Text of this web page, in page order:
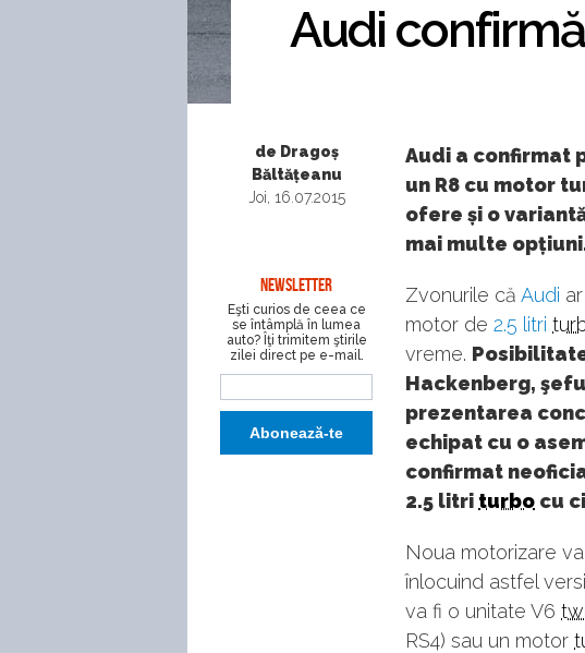
Audi
de Dragoș
Băltățeanu
Joi, 16.07.2015
NEWSLETTER
Eşti curios de ceea ce
se întâmplă în lumea
auto? Îţi trimitem ştirile
zilei direct pe e-mail.
Audi a confirmat
un R8 cu motor
ofere și o
mai multe
Zvonurile că Audi
motor de 2.5 litri
vreme.
Hackenberg,
prezentarea
echipat cu o
confirmat
2.5 litri turbo cu
Noua motorizare
înlocuind astfel
va fi o unitate V6
RS4) sau un motor